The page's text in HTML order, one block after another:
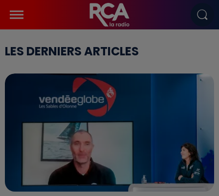
LES DERNIERS ARTICLES